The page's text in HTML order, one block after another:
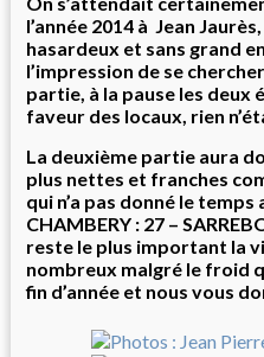
l’année 2014 à Jean
hasardeux et sans grand
l’impression de se
partie, à la pause les deux
faveur des locaux, rien
La deuxième partie aura
plus nettes et franches
qui n’a pas donné le
CHAMBERY : 27 –
reste le plus important la
nombreux malgré le froid
fin d’année et nous vous